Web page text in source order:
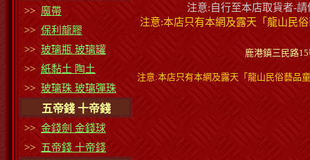
>> 魔帶
>> 保利龍膠
>> 玻璃瓶 玻璃罐
>> 紙黏土 陶土
>> 玻璃珠 玻璃彈珠
五帝錢 十帝錢
>> 金錢劍 金錢球
>> 五帝錢 十帝錢
注意:自行至本店取貨者-
注意:本店只有本網及露天「龍山民
鹿港鎮三民路
注意:本店只有本網及露天「龍山民俗藝品